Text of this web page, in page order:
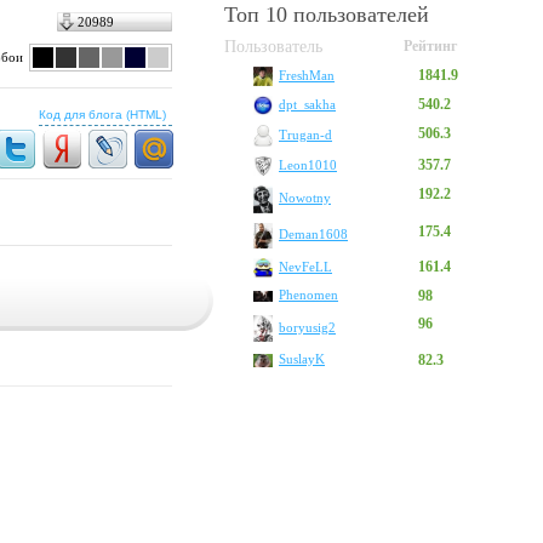
20989
Код для блога (HTML)
Топ 10 пользователей
Пользователь Рейтинг
FreshMan 1841.9
dpt_sakha 540.2
Trugan-d 506.3
Leon1010 357.7
Nowotny 192.2
Deman1608 175.4
NevFeLL 161.4
Phenomen 98
boryusig2 96
SuslayK 82.3